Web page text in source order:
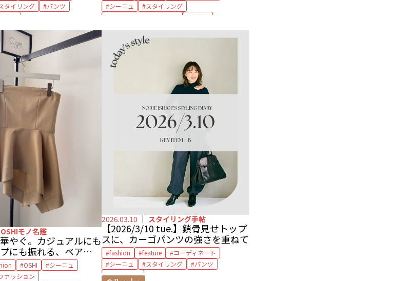
タイリング
パンツ
亀恭子
シーニュ
スタイリング
亀恭子
OSHIモノ名鑑
やぐ。カジュアルにも
にも振れる、ベアトッ
Tomo【トキメク甘
OSHI
シーニュ
ァッション
2026.03.10 スタイリング手帖
【2026/3/10 tue.】鎖骨見せトップ
スに、カーゴパンツの強さを重ねて
fashion feature
コーディネート
シーニュ
スタイリング
パンツ
石毛のりえ